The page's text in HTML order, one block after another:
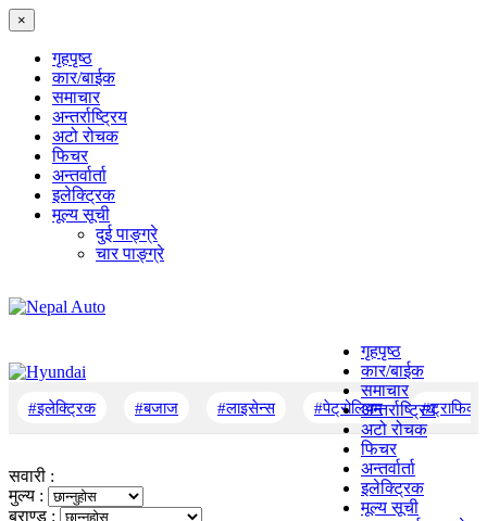
×
गृहपृष्‍ठ
कार/बाईक
समाचार
अन्तर्राष्ट्रिय
अटो रोचक
फिचर
अन्तर्वार्ता
इलेक्ट्रिक
मूल्य सूची
दुई पाङ्ग्रे
चार पाङ्ग्रे
गृहपृष्‍ठ
कार/बाईक
समाचार
अन्तर्राष्ट्रिय
अटो रोचक
फिचर
अन्तर्वार्ता
इलेक्ट्रिक
मूल्य सूची
#इलेक्ट्रिक #बजाज #लाइसेन्स #पेट्रोलियम #ट्राफिक
सवारी :
मुल्य :
ब्राण्ड :